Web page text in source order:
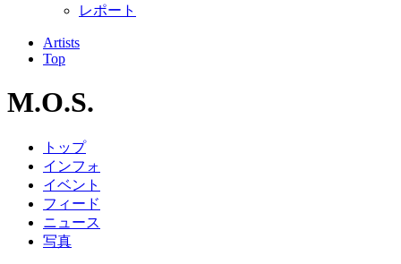
レポート
Artists
Top
M.O.S.
トップ
インフォ
イベント
フィード
ニュース
写真